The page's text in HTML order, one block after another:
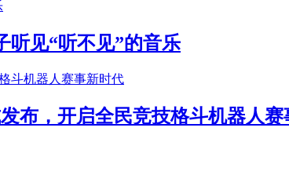
听见“听不见”的音乐
布，开启全民竞技格斗机器人赛